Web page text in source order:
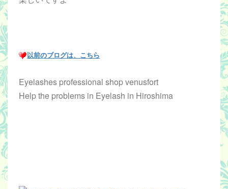
以前のブログは、こちら
Eyelashes professional shop venusfort
Help the problems in Eyelash in Hiroshima